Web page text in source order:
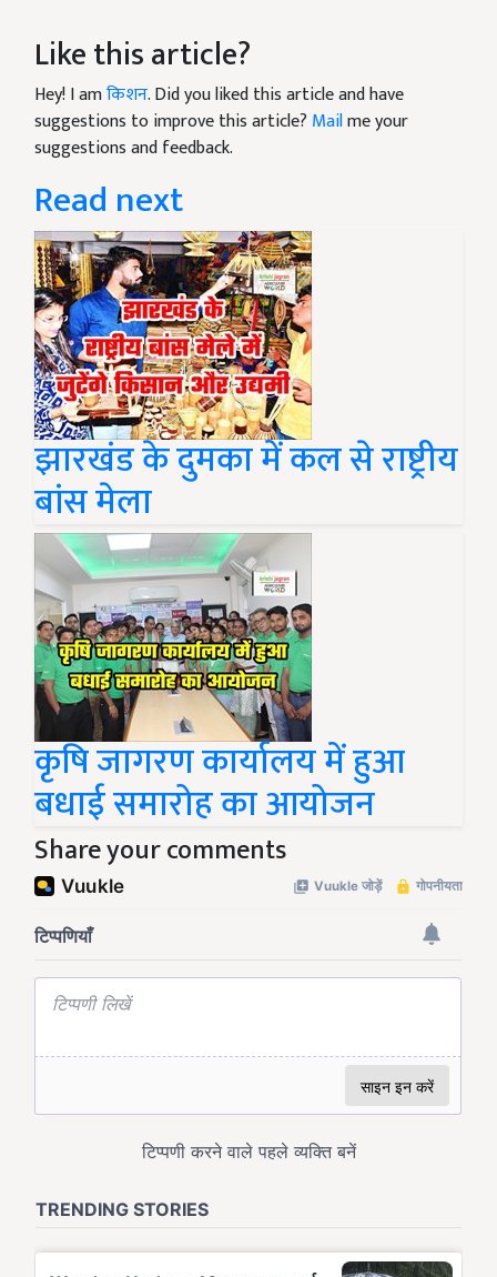
Like this article?
Hey! I amकिशन. Did you liked this article and have
suggestions to improve this article? Mailme your
suggestions and feedback.
Read next
झारखंड के दुमका में कल से राष्ट्रीय
बांस मेला
कृषि जागरण कार्यालय में हुआ
बधाई समारोह का आयोजन
Share your comments